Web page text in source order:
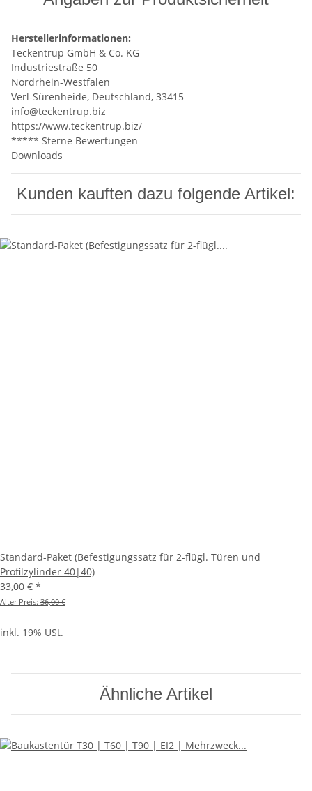
Herstellerinformationen:
Teckentrup GmbH & Co. KG
Industriestraße 50
Nordrhein-Westfalen
Verl-Sürenheide, Deutschland, 33415
info@teckentrup.biz
https://www.teckentrup.biz/
***** Sterne Bewertungen
Downloads
Kunden kauften dazu folgende Artikel:
Standard-Paket (Befestigungssatz für 2-flügl. Türen und
Profilzylinder 40|40)
33,00 € *
Alter Preis: 36,00 €
inkl. 19% USt.
Ähnliche Artikel